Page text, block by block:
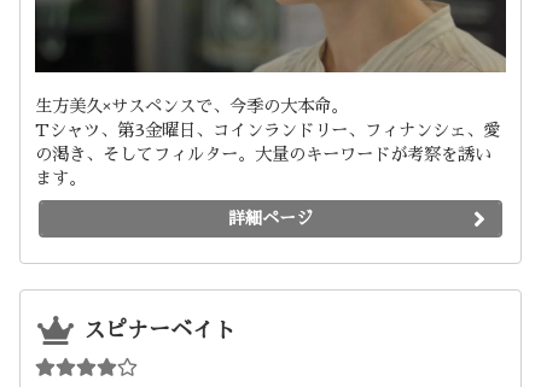
生方美久×サスペンスで、今季の大本命。
Tシャツ、第3金曜日、コインランドリー、フィナンシェ、愛
の渇き、そしてフィルター。大量のキーワードが考察を誘い
ます。
詳細ページ
スピナーベイト